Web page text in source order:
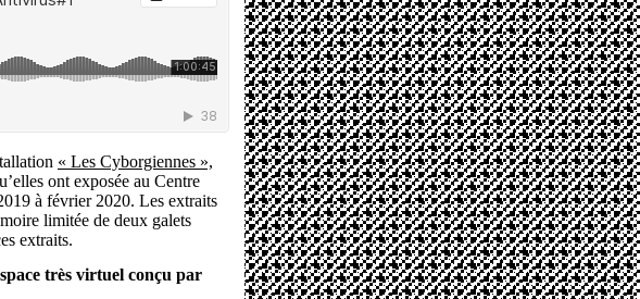
« Les Cyborgiennes »,
ont exposée au Centre
à février 2020. Les extraits
limitée de deux galets
extraits.
très virtuel conçu par